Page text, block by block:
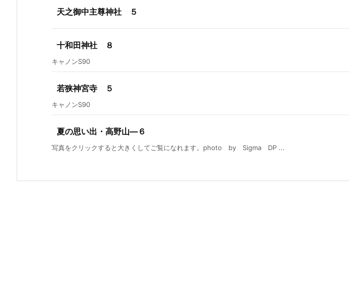
天之御中主尊神社 ５
十和田神社 ８
キャノンS90
若狭神宮寺 ５
キャノンS90
夏の思い出・高野山―６
写真をクリックすると大きくしてご覧になれます。photo by Sigma DP ...